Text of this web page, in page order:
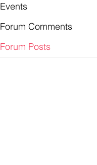
Events
Forum Comments
Forum Posts